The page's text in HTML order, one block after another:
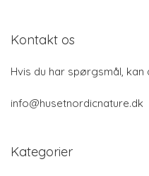
Kontakt os
Hvis du har spørgsmål,
info@husetnordicnature.dk
Kategorier